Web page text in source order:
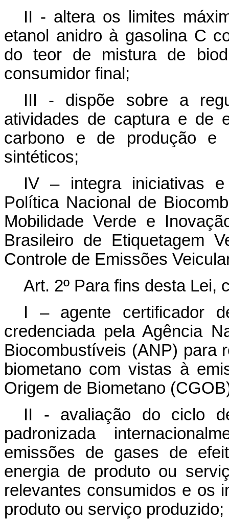
II - altera os limites
etanol anidro à gasolina C
do teor de mistura de
consumidor final;
III - dispõe sobre a
atividades de captura e de
carbono e de produção e
sintéticos;
IV – integra iniciativas
Política Nacional de
Mobilidade Verde e
Brasileiro de Etiquetagem
Controle de Emissões
Art. 2º Para fins desta Lei,
I – agente certificador
credenciada pela Agência
Biocombustíveis (ANP) para
biometano com vistas à
Origem de Biometano
II - avaliação do ciclo
padronizada
emissões de gases de
energia de produto ou
relevantes consumidos e os
produto ou serviço produzido;